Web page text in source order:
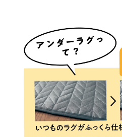
の状態はなるべく避け、少しずつ